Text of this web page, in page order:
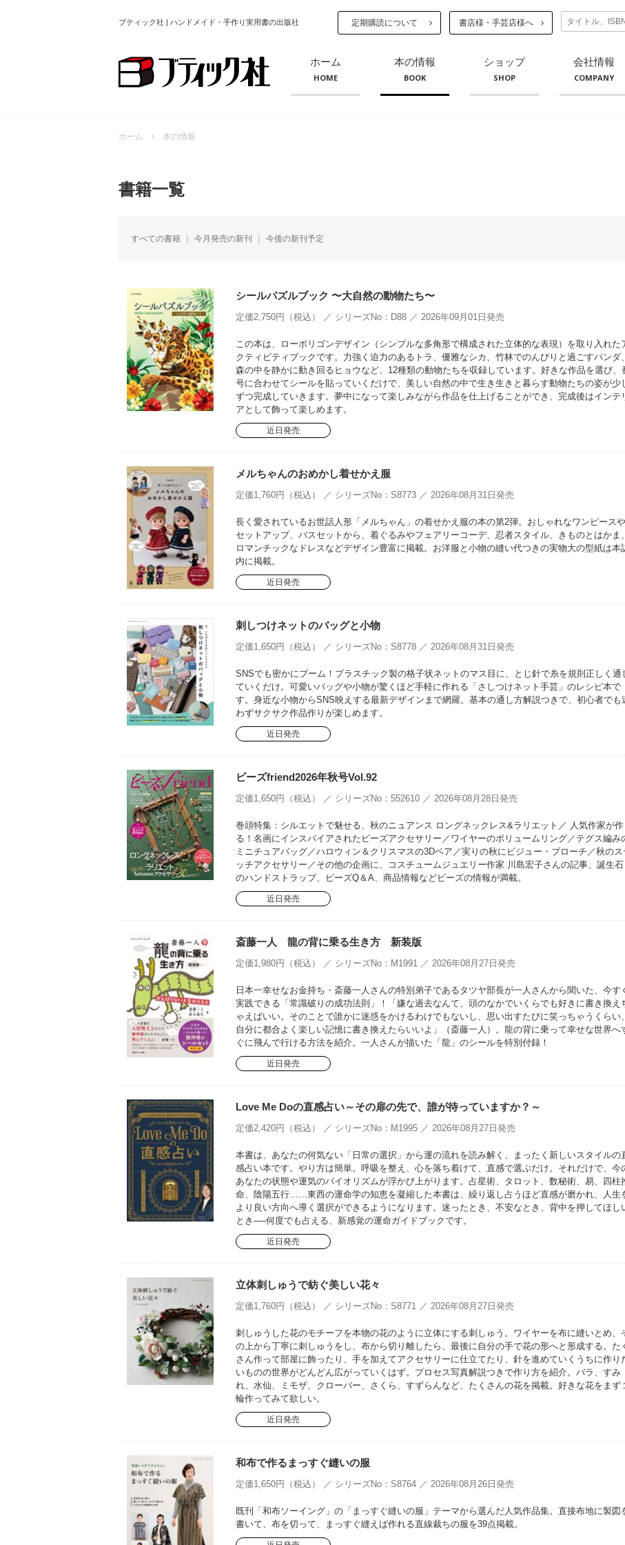
ブティック社 | ハンドメイド・手作り実用書の出版社 定期購読について 書店様・手芸店様へ
ホーム
HOME
本の情報
BOOK
ショップ
SHOP
会社情報
COMPANY
ホーム 本の情報
書籍一覧
すべての書籍 今月発売の新刊 今後の新刊予定
シールパズルブック 〜大自然の動物たち〜
定価2,750円（税込） ／ シリーズNo：D88 ／ 2026年09月01日発売
この本は、ローポリゴンデザイン（シンプルな多角形で構成された立体的な表現）を取り入れた
クティビティブックです。力強く迫力のあるトラ、優雅なシカ、竹林でのんびりと過ごすパンダ、
森の中を静かに動き回るヒョウなど、12種類の動物たちを収録しています。好きな作品を選び、
号に合わせてシールを貼っていくだけで、美しい自然の中で生き生きと暮らす動物たちの姿が少
ずつ完成していきます。夢中になって楽しみながら作品を仕上げることができ、完成後はインテ
アとして飾って楽しめます。
近日発売
メルちゃんのおめかし着せかえ服
定価1,760円（税込） ／ シリーズNo：S8773 ／ 2026年08月31日発売
長く愛されているお世話人形「メルちゃん」の着せかえ服の本の第2弾。おしゃれなワンピースや
セットアップ、バスセットから、着ぐるみやフェアリーコーデ、忍者スタイル、きものとはかま、
ロマンチックなドレスなどデザイン豊富に掲載。お洋服と小物の縫い代つきの実物大の型紙は本
内に掲載。
近日発売
刺しつけネットのバッグと小物
定価1,650円（税込） ／ シリーズNo：S8778 ／ 2026年08月31日発売
SNSでも密かにブーム！プラスチック製の格子状ネットのマス目に、とじ針で糸を規則正しく通
ていくだけ。可愛いバッグや小物が驚くほど手軽に作れる「さしつけネット手芸」のレシピ本で
す。身近な小物からSNS映えする最新デザインまで網羅。基本の通し方解説つきで、初心者でも
わずサクサク作品作りが楽しめます。
近日発売
ビーズfriend2026年秋号Vol.92
定価1,650円（税込） ／ シリーズNo：552610 ／ 2026年08月28日発売
巻頭特集：シルエットで魅せる、秋のニュアンス ロングネックレス&ラリエット／ 人気作家が作
る！名画にインスパイアされたビーズアクセサリー／ワイヤーのボリュームリング／テグス編み
ミニチュアバッグ／ハロウィン＆クリスマスの3Dベア／実りの秋にビジュー・ブローチ／秋のス
ッチアクセサリー／その他の企画に、コスチュームジュエリー作家 川島宏子さんの記事、誕生石
のハンドストラップ、ビーズQ＆A、商品情報などビーズの情報が満載。
近日発売
斎藤一人 龍の背に乗る生き方 新装版
定価1,980円（税込） ／ シリーズNo：M1991 ／ 2026年08月27日発売
日本一幸せなお金持ち・斎藤一人さんの特別弟子であるタツヤ部長が一人さんから聞いた、今す
実践できる「常識破りの成功法則」！「嫌な過去なんて、頭のなかでいくらでも好きに書き換え
ゃえばいい。そのことで誰かに迷惑をかけるわけでもないし、思い出すたびに笑っちゃうくらい、
自分に都合よく楽しい記憶に書き換えたらいいよ」（斎藤一人）。龍の背に乗って幸せな世界へ
ぐに飛んで行ける方法を紹介。一人さんが描いた「龍」のシールを特別付録！
近日発売
Love Me Doの直感占い～その扉の先で、誰が待っていますか？～
定価2,420円（税込） ／ シリーズNo：M1995 ／ 2026年08月27日発売
本書は、あなたの何気ない「日常の選択」から運の流れを読み解く、まったく新しいスタイルの
感占い本です。やり方は簡単。呼吸を整え、心を落ち着けて、直感で選ぶだけ。それだけで、今
あなたの状態や運気のバイオリズムが浮かび上がります。占星術、タロット、数秘術、易、四柱
命、陰陽五行……東西の運命学の知恵を凝縮した本書は、繰り返し占うほど直感が磨かれ、人生
より良い方向へ導く選択ができるようになります。迷ったとき、不安なとき、背中を押してほし
とき──何度でも占える、新感覚の運命ガイドブックです。
近日発売
立体刺しゅうで紡ぐ美しい花々
定価1,760円（税込） ／ シリーズNo：S8771 ／ 2026年08月27日発売
刺しゅうした花のモチーフを本物の花のように立体にする刺しゅう。ワイヤーを布に縫いとめ、
の上から丁寧に刺しゅうをし、布から切り離したら、最後に自分の手で花の形へと形成する。た
さん作って部屋に飾ったり、手を加えてアクセサリーに仕立てたり、針を進めていくうちに作り
いものの世界がどんどん広がっていくはず。プロセス写真解説つきで作り方を紹介。バラ、すみ
れ、水仙、ミモザ、クローバー、さくら、すずらんなど、たくさんの花を掲載。好きな花をまず
輪作ってみて欲しい。
近日発売
和布で作るまっすぐ縫いの服
定価1,650円（税込） ／ シリーズNo：S8764 ／ 2026年08月26日発売
既刊「和布ソーイング」の「まっすぐ縫いの服」テーマから選んだ人気作品集。直接布地に製図
書いて、布を切って、まっすぐ縫えば作れる直線裁ちの服を39点掲載。